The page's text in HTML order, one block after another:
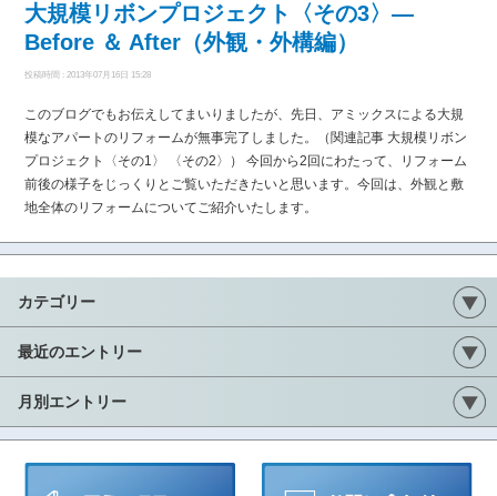
大規模リボンプロジェクト〈その3〉―
Before ＆ After（外観・外構編）
投稿時間 : 2013年07月16日 15:28
このブログでもお伝えしてまいりましたが、先日、アミックスによる大規
模なアパートのリフォームが無事完了しました。（関連記事 大規模リボン
プロジェクト〈その1〉 〈その2〉） 今回から2回にわたって、リフォーム
前後の様子をじっくりとご覧いただきたいと思います。今回は、外観と敷
地全体のリフォームについてご紹介いたします。
カテゴリー
最近のエントリー
月別エントリー